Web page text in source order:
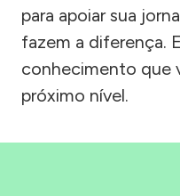
para apoiar sua
fazem a diferença.
conhecimento que
próximo nível.